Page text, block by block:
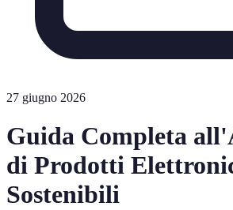
27 giugno 2026
Guida Completa
di Prodotti
Sostenibili